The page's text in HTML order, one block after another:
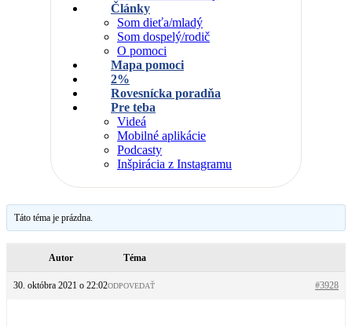
Články
Som dieťa/mladý
Som dospelý/rodič
O pomoci
Mapa pomoci
2%
Rovesnícka poradňa
Pre teba
Videá
Mobilné aplikácie
Podcasty
Inšpirácia z Instagramu
Táto téma je prázdna.
Autor Téma
30. októbra 2021 o 22:02 #3928
ODPOVEDAŤ